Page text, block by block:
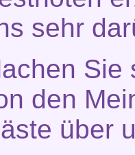
sehr
Sie
den
über